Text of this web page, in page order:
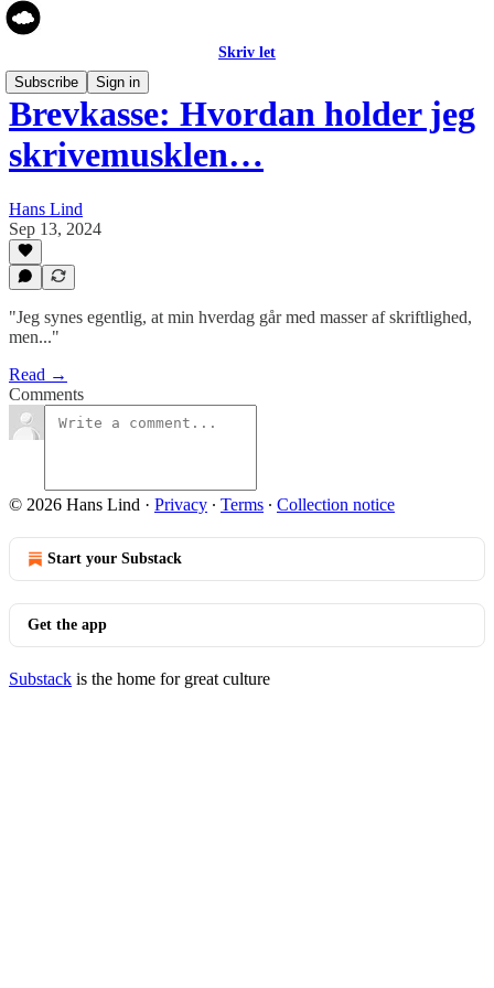
Skriv let
Subscribe
Sign in
Brevkasse: Hvordan holder jeg
skrivemusklen…
Hans Lind
Sep 13, 2024
"Jeg synes egentlig, at min hverdag går med masser af skriftlighed,
men..."
Read →
Comments
© 2026 Hans Lind · Privacy ∙ Terms ∙ Collection notice
Start your Substack
Get the app
Substack is the home for great culture